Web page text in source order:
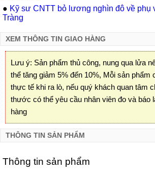
● Kỹ sư CNTT bỏ lương nghìn đô về phụ
Tràng
XEM THÔNG TIN GIAO HÀNG
Lưu ý: Sản phẩm thủ công, nung qua lửa
thể tăng giảm 5% đến 10%, Mỗi sản
thực tế khi ra lò, nếu quý khách quan tâm
thước có thể yêu cầu nhân viên đo và báo
hàng
THÔNG TIN SẢN PHẨM
Thông tin sản phẩm